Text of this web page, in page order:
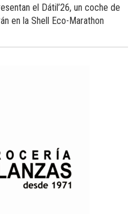
el Dátil’26, un coche de
en la Shell Eco-Marathon